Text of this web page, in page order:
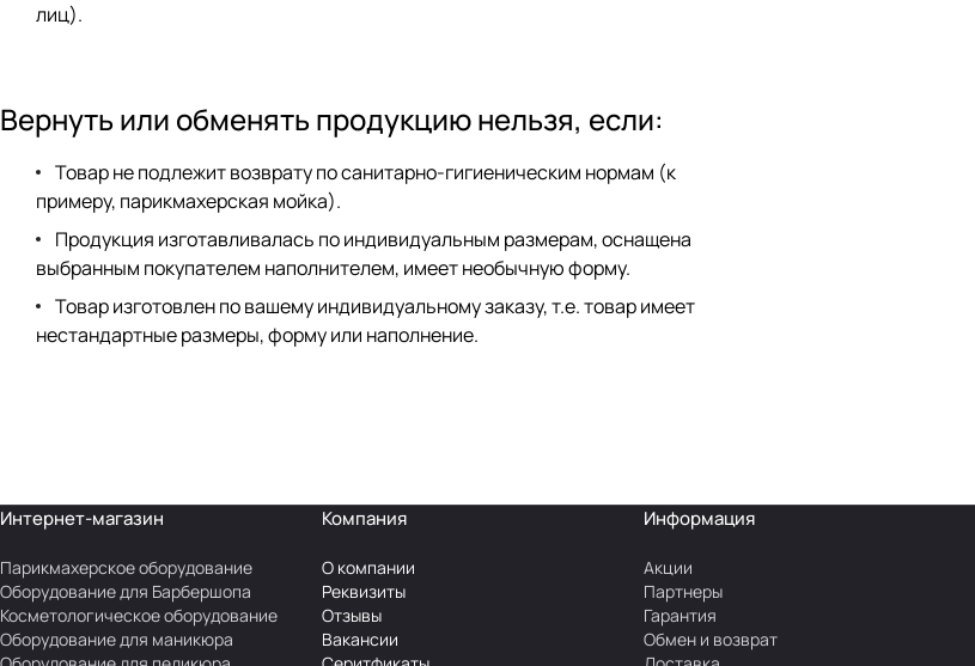
лиц).
Вернуть или обменять продукцию нельзя, если:
Товар не подлежит возврату по санитарно-гигиеническим нормам (к
примеру, парикмахерская мойка).
Продукция изготавливалась по индивидуальным размерам, оснащена
выбранным покупателем наполнителем, имеет необычную форму.
Товар изготовлен по вашему индивидуальному заказу, т.е. товар имеет
нестандартные размеры, форму или наполнение.
Интернет-магазин
Парикмахерское оборудование
Оборудование для Барбершопа
Косметологическое оборудование
Оборудование для маникюра
Компания
О компании
Реквизиты
Отзывы
Вакансии
Информация
Акции
Партнеры
Гарантия
Обмен и возврат